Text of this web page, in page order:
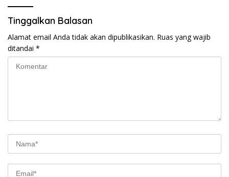
Tinggalkan Balasan
Alamat email Anda tidak akan dipublikasikan. Ruas yang wajib
ditandai *